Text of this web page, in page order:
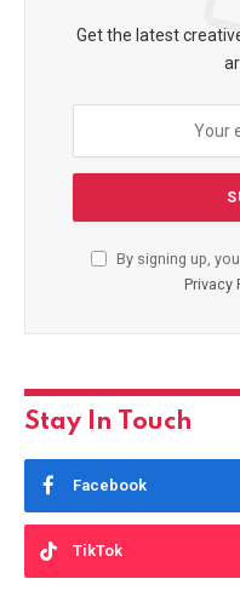
Get the latest
By signing up,
Privacy
Stay In Touch
Facebook
TikTok